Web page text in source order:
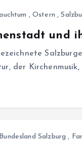
, Ostern ,
und
der
Bundesland Salzburg ,